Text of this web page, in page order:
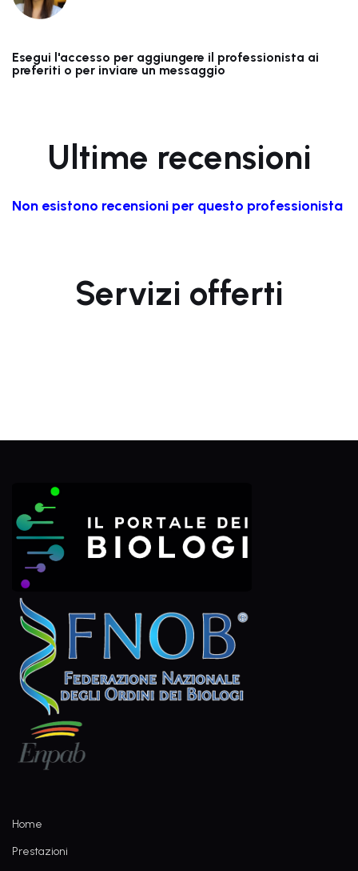
Esegui l'accesso per aggiungere il professionista ai
preferiti o per inviare un messaggio
Ultime recensioni
Non esistono recensioni per questo professionista
Servizi offerti
Home
Prestazioni